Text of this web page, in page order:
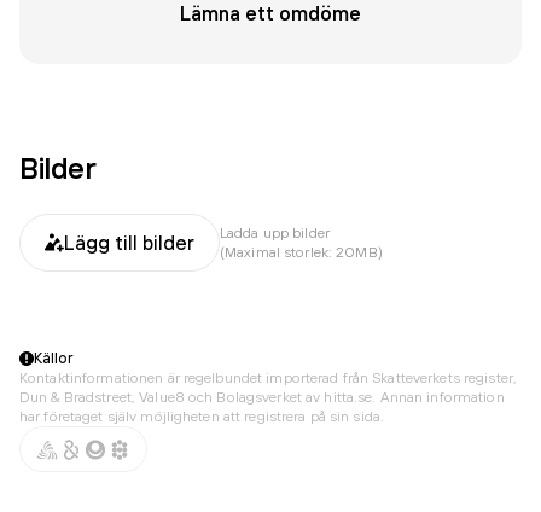
Lämna ett omdöme
Bilder
Lägg till bilder
Ladda upp bilder
(Maximal storlek: 20MB)
Källor
Kontaktinformationen är regelbundet importerad från Skatteverkets register,
Dun & Bradstreet, Value8 och Bolagsverket av hitta.se. Annan information
har företaget själv möjligheten att registrera på sin sida.